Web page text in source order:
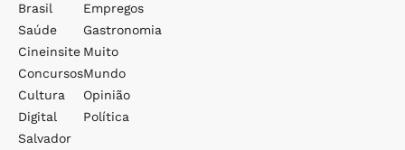
Brasil
Saúde
Cineinsite
Concursos
Cultura
Digital
Salvador
Empregos
Gastronomia
Muito
Mundo
Opinião
Política